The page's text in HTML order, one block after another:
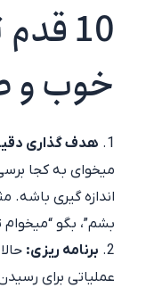
10
خوب و
هدف گذاری
میخوای به کجا
اندازه گیری باشه.
بشم”، بگو “میخوام تا سه ماه
برنامه ریزی:
عملیاتی برای